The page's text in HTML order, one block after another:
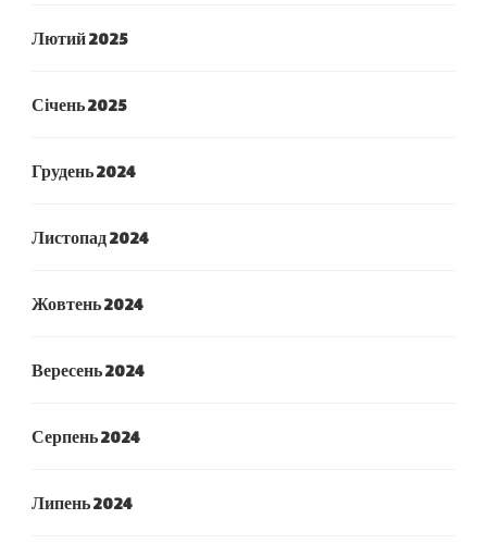
Лютий 2025
Січень 2025
Грудень 2024
Листопад 2024
Жовтень 2024
Вересень 2024
Серпень 2024
Липень 2024